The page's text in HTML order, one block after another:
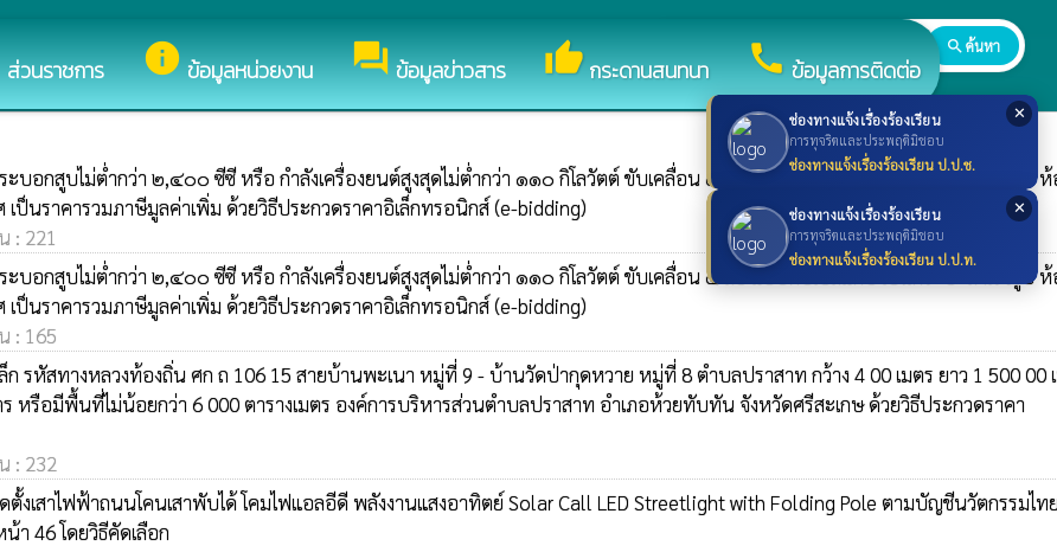
✕
ช่องทางแจ้งเรื่องร้องเรียน
การทุจริตและประพฤติมิชอบ
ช่องทางแจ้งเรื่องร้องเรียน ป.ป.ช.
✕
ช่องทางแจ้งเรื่องร้องเรียน
การทุจริตและประพฤติมิชอบ
ช่องทางแจ้งเรื่องร้องเรียน ป.ป.ท.
ส่วนราชการ infoข้อมูลหน่วยงาน forumข้อมูลข่าวสาร thumb_upกระดานสนทนา callข้อมูลการติดต่อ
บสู่เว็บไซต์ของ องค์การบริหารส่วนตำบลปราสาท search ค้นหา
บอกสูบไม่ต่ำกว่า ๒,๔๐๐ ซีซี หรือ กำลังเครื่องยนต์สูงสุดไม่ต่ำกว่า ๑๑๐ กิโลวัตต์ ขับเคลื่อน ๔ ล้อ แบบดับเบิ้ลแค็บ เป็นกระบะสำเร็จรูป ห้
ป็นราคารวมภาษีมูลค่าเพิ่ม ด้วยวิธีประกวดราคาอิเล็กทรอนิกส์ (e-bidding)
: 221
บอกสูบไม่ต่ำกว่า ๒,๔๐๐ ซีซี หรือ กำลังเครื่องยนต์สูงสุดไม่ต่ำกว่า ๑๑๐ กิโลวัตต์ ขับเคลื่อน ๔ ล้อ แบบดับเบิ้ลแค็บ เป็นกระบะสำเร็จรูป ห้
ป็นราคารวมภาษีมูลค่าเพิ่ม ด้วยวิธีประกวดราคาอิเล็กทรอนิกส์ (e-bidding)
: 165
ก รหัสทางหลวงท้องถิ่น ศก ถ 106 15 สายบ้านพะเนา หมู่ที่ 9 - บ้านวัดป่ากุดหวาย หมู่ที่ 8 ตำบลปราสาท กว้าง 4 00 เมตร ยาว 1 500 00
หรือมีพื้นที่ไม่น้อยกว่า 6 000 ตารางเมตร องค์การบริหารส่วนตำบลปราสาท อำเภอห้วยทับทัน จังหวัดศรีสะเกษ ด้วยวิธีประกวดราคา
: 232
งเสาไฟฟ้าถนนโคนเสาพับได้ โคมไฟแอลอีดี พลังงานแสงอาทิตย์ Solar Call LED Streetlight with Folding Pole ตามบัญชีนวัตกรรมไท
46 โดยวิธีคัดเลือก